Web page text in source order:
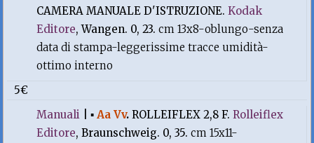
CAMERA MANUALE D'ISTRUZIONE.Kodak
Editore, Wangen. 0, 23.cm 13x8-oblungo-senza
data di stampa-leggerissime tracce umidità-
ottimo interno
5€
Manuali |▪Aa Vv.ROLLEIFLEX 2,8 F.Rolleiflex
Editore, Braunschweig. 0, 35.cm 15x11-